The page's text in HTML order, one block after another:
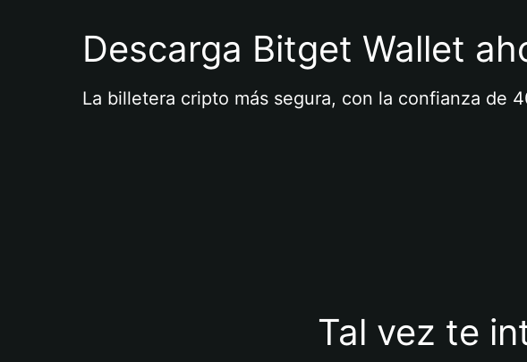
Descarga Bitget Wallet
La billetera cripto más segura, con la confianza de
Tal vez te